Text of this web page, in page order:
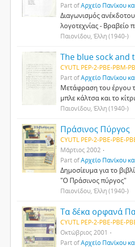
Part ofΑρχείο Πανίκου
Διαγωνισμός
λογοτεχνίας - Βραβείο
Παιονίδου, Έλλη (1940-)
The blue sock and
CYUTL PEP-2-PBE-PBM-
Part ofΑρχείο Πανίκου
Μετάφραση του έργου
μπλε κάλτσα και το
Παιονίδου, Έλλη (1940-)
Πράσινος Πύργος
CYUTL PEP-2-PBE-PBE-
Μάρτιος 2002
Part ofΑρχείο Πανίκου
Δημοσίευμα για το
"Ο Πράσινος πύργος"
Παιονίδου, Έλλη (1940-)
Τα δέκα ορφανά
CYUTL PEP-2-PBE-PBE-
Οκτώβριος 2001
Part ofΑρχείο Πανίκου